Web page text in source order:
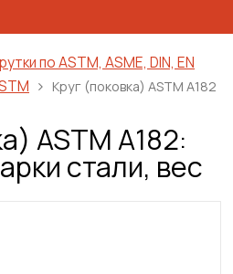
по ASTM, ASME, DIN, EN
Круг (поковка) ASTM A182
ASTM A182:
стали, вес